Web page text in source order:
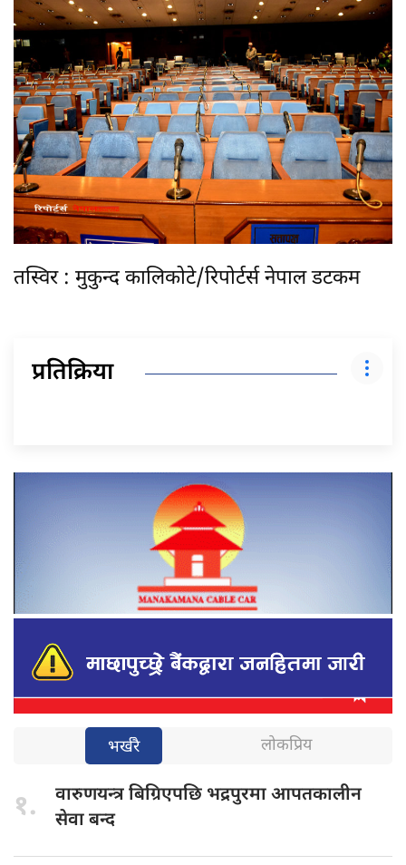
तस्विर : मुकुन्द कालिकोटे/रिपोर्टर्स नेपाल डटकम
प्रतिक्रिया
भर्खरै लोकप्रिय
१. वारुणयन्त्र बिग्रिएपछि भद्रपुरमा आपतकालीन
सेवा बन्द